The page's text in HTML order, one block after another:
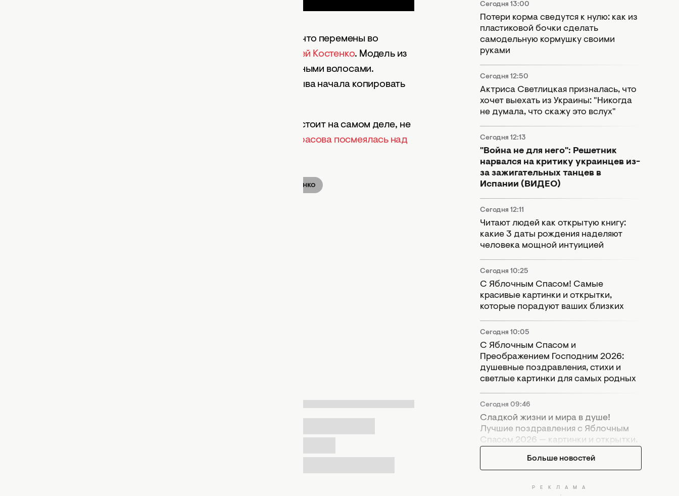
Тем временем подписчики Ольги Бузовой отмечают, что перемены во
Анастасией Костенко. Модель из
Ростова обладает пышными губами и длинными темными волосами.
Поэтому, по слухам, Ольга Бузова сразу после разрыва начала копировать
Но это всего лишь мнение подписчиков, а как все обстоит на самом деле, не
первая жена Дмитрия Тарасова посмеялась над
Анастасия Костенко
Сегодня 13:00
Потери корма сведутся к нулю: как из
пластиковой бочки сделать
самодельную кормушку своими
руками
Сегодня 12:50
Актриса Светлицкая призналась, что
хочет выехать из Украины: "Никогда
не думала, что скажу это вслух"
Сегодня 12:13
"Война не для него": Решетник
нарвался на критику украинцев из-
за зажигательных танцев в
Испании (ВИДЕО)
Сегодня 12:11
Читают людей как открытую книгу:
какие 3 даты рождения наделяют
человека мощной интуицией
Сегодня 10:25
С Яблочным Спасом! Самые
красивые картинки и открытки,
которые порадуют ваших близких
Сегодня 10:05
С Яблочным Спасом и
Преображением Господним 2026:
душевные поздравления, стихи и
светлые картинки для самых родных
Сегодня 09:46
Сладкой жизни и мира в душе!
Лучшие поздравления с Яблочным
Спасом 2026 — картинки и открытки.
Больше новостей